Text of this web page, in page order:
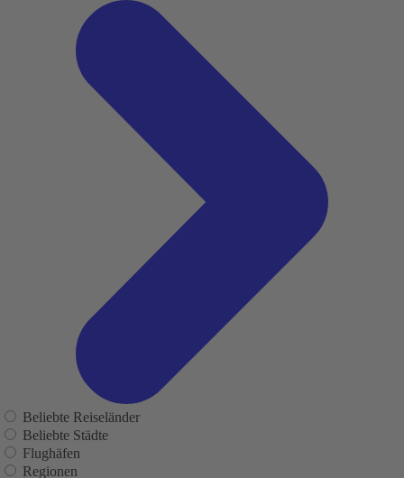
Beliebte Reiseländer
Beliebte Städte
Flughäfen
Regionen